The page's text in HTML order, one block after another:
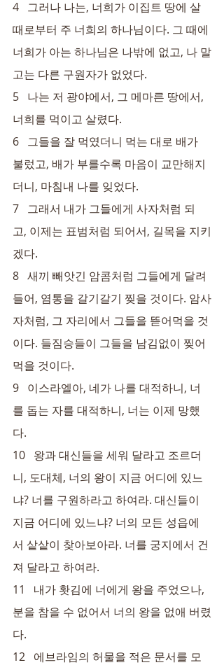
4   그러나 나는, 너희가 이집트 땅에 살
때로부터 주 너희의 하나님이다. 그 때에
너희가 아는 하나님은 나밖에 없고, 나 말
고는 다른 구원자가 없었다.
5   나는 저 광야에서, 그 메마른 땅에서,
너희를 먹이고 살렸다.
6   그들을 잘 먹였더니 먹는 대로 배가
불렀고, 배가 부를수록 마음이 교만해지
더니, 마침내 나를 잊었다.
7   그래서 내가 그들에게 사자처럼 되
고, 이제는 표범처럼 되어서, 길목을 지키
겠다.
8   새끼 빼앗긴 암콤처럼 그들에게 달려
들어, 염통을 갈기갈기 찢을 것이다. 암사
자처럼, 그 자리에서 그들을 뜯어먹을 것
이다. 들짐승들이 그들을 남김없이 찢어
먹을 것이다.
9   이스라엘아, 네가 나를 대적하니, 너
를 돕는 자를 대적하니, 너는 이제 망했
다.
10   왕과 대신들을 세워 달라고 조르더
니, 도대체, 너의 왕이 지금 어디에 있느
냐? 너를 구원하라고 하여라. 대신들이
지금 어디에 있느냐? 너의 모든 성읍에
서 샅샅이 찾아보아라. 너를 궁지에서 건
져 달라고 하여라.
11   내가 홧김에 너에게 왕을 주었으나,
분을 참을 수 없어서 너의 왕을 없애 버렸
다.
12   에브라임의 허물을 적은 문서를 모